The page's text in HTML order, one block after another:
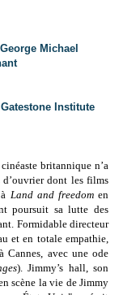
Michael
Institute
britannique n’a
dont les films
Land and freedomen
poursuit sa lutte des
Formidable directeur
et en totale empathie,
avec une ode
). Jimmy’s hall, son
scène la vie de Jimmy